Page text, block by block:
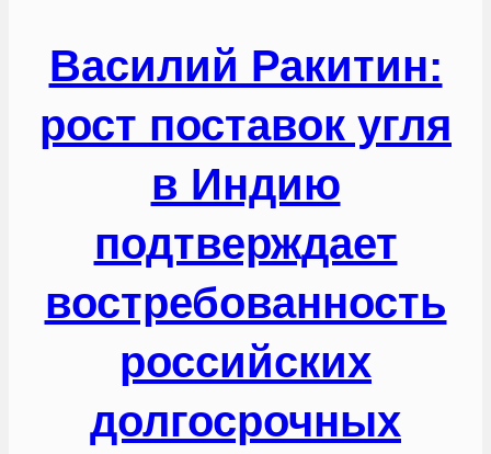
Василий Ракитин:
рост поставок угля
в Индию
подтверждает
востребованность
российских
долгосрочных